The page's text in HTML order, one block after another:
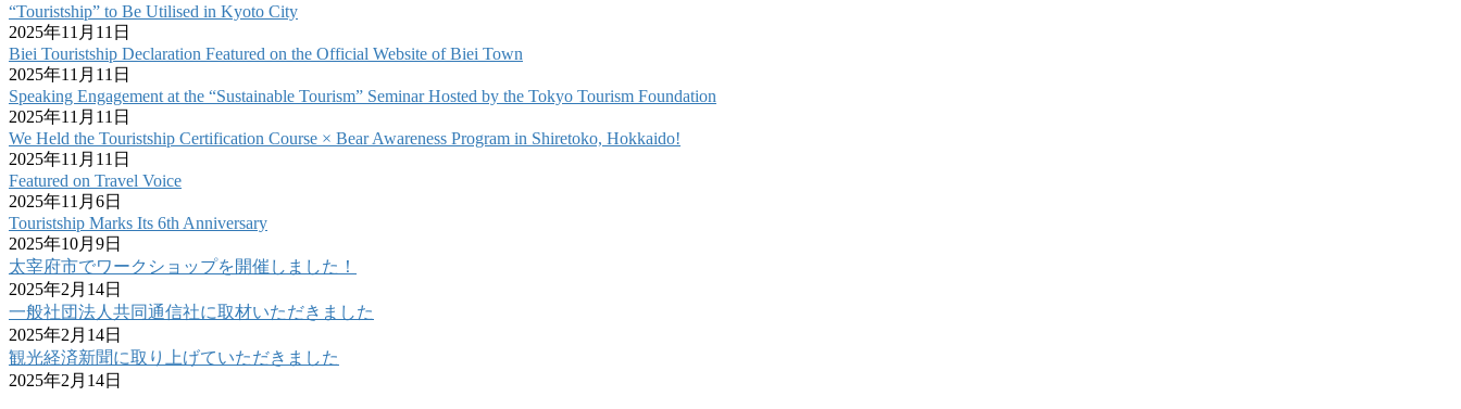
“Touristship” to Be Utilised in Kyoto City
2025年11月11日
Biei Touristship Declaration Featured on the Official Website of Biei Town
2025年11月11日
Speaking Engagement at the “Sustainable Tourism” Seminar Hosted by the Tokyo Tourism Foundation
2025年11月11日
We Held the Touristship Certification Course × Bear Awareness Program in Shiretoko, Hokkaido!
2025年11月11日
Featured on Travel Voice
2025年11月6日
Touristship Marks Its 6th Anniversary
2025年10月9日
太宰府市でワークショップを開催しました！
2025年2月14日
一般社団法人共同通信社に取材いただきました
2025年2月14日
観光経済新聞に取り上げていただきました
2025年2月14日